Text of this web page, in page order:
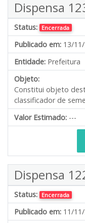
Dispensa
Status: Encerrada
Publicado em: 13/
Entidade: Prefeitura
Objeto:
Constitui objeto
classificador de
Valor Estimado: ---
Dispensa
Status: Encerrada
Publicado em: 11/